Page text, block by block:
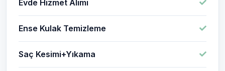
Evde Hizmet Alımı
Ense Kulak Temizleme
Saç Kesimi+Yıkama